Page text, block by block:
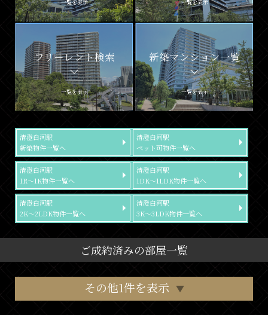
一覧を表示 一覧を表示
フリーレント検索
一覧を表示
新築マンション一覧
一覧を表示
清澄白河駅
新築物件一覧へ
清澄白河駅
ペット可物件一覧へ
清澄白河駅
1R～1K物件一覧へ
清澄白河駅
1DK～1LDK物件一覧へ
清澄白河駅
2K～2LDK物件一覧へ
清澄白河駅
3K～3LDK物件一覧へ
ご成約済みの部屋一覧
その他1件を表示